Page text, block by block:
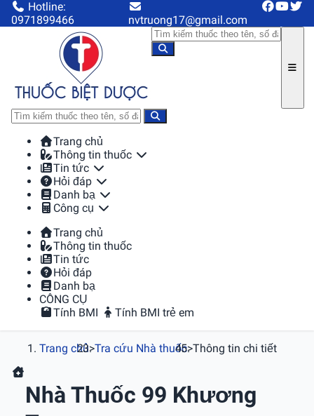
Hotline:
0971899466
nvtruong17@gmail.com
Trang chủ
Thông tin thuốc
Tin tức
Hỏi đáp
Danh bạ
Công cụ
Trang chủ
Thông tin thuốc
Tin tức
Hỏi đáp
Danh bạ
CÔNG CỤ
Tính BMI
Tính BMI trẻ em
Trang chủ>Tra cứu Nhà thuốc>Thông tin chi tiết
Nhà Thuốc 99 Khương